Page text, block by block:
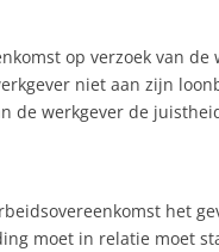
op verzoek van
niet aan zijn
de werkgever de
het
moet in relatie moet